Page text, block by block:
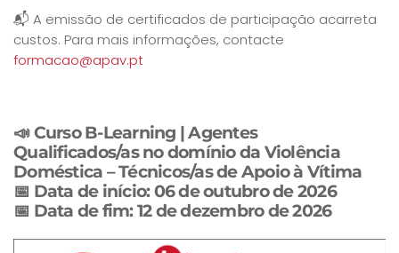
📬 A emissão de certificados de participação acarreta
custos. Para mais informações, contacte
formacao@apav.pt
📣Curso B-Learning | Agentes
Qualificados/as no domínio da Violência
Doméstica – Técnicos/as de Apoio à Vítima
📅 Data de início: 06 de outubro de 2026
📅 Data de fim: 12 de dezembro de 2026